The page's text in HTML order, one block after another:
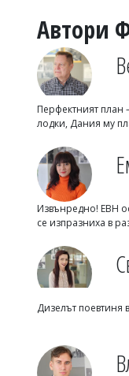
Автори
Перфектният план
лодки, Дания му
Извънредно! ЕВН
се изпразниха в
Дизелът поевтиня